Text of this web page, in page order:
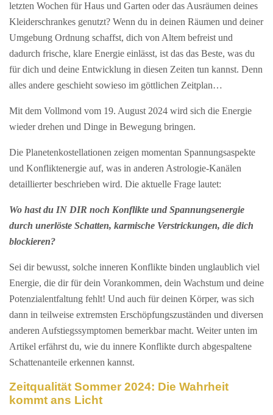
letzten Wochen für Haus und Garten oder das Ausräumen deines
Kleiderschrankes genutzt? Wenn du in deinen Räumen und deiner
Umgebung Ordnung schaffst, dich von Altem befreist und
dadurch frische, klare Energie einlässt, ist das das Beste, was du
für dich und deine Entwicklung in diesen Zeiten tun kannst. Denn
alles andere geschieht sowieso im göttlichen Zeitplan…
Mit dem Vollmond vom 19. August 2024 wird sich die Energie
wieder drehen und Dinge in Bewegung bringen.
Die Planetenkostellationen zeigen momentan Spannungsaspekte
und Konfliktenergie auf, was in anderen Astrologie-Kanälen
detaillierter beschrieben wird. Die aktuelle Frage lautet:
Wo hast du IN DIR noch Konflikte und Spannungsenergie
durch unerlöste Schatten, karmische Verstrickungen, die dich
blockieren?
Sei dir bewusst, solche inneren Konflikte binden unglaublich viel
Energie, die dir für dein Vorankommen, dein Wachstum und deine
Potenzialentfaltung fehlt! Und auch für deinen Körper, was sich
dann in teilweise extremsten Erschöpfungszuständen und diversen
anderen Aufstiegssymptomen bemerkbar macht. Weiter unten im
Artikel erfährst du, wie du innere Konflikte durch abgespaltene
Schattenanteile erkennen kannst.
Zeitqualität Sommer 2024: Die Wahrheit
kommt ans Licht